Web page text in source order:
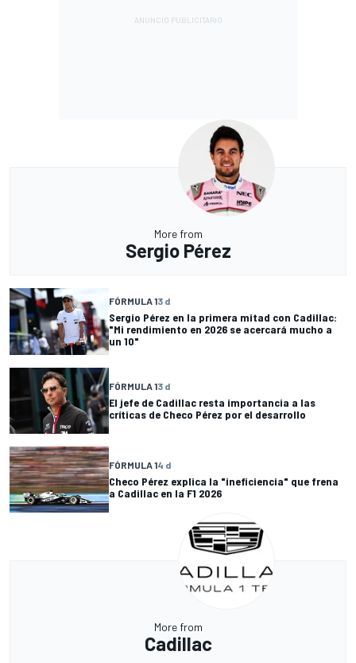
More from
Sergio Pérez
FÓRMULA 13 d
Sergio Pérez en la primera mitad con Cadillac:
"Mi rendimiento en 2026 se acercará mucho a
un 10"
FÓRMULA 13 d
El jefe de Cadillac resta importancia a las
críticas de Checo Pérez por el desarrollo
FÓRMULA 14 d
Checo Pérez explica la "ineficiencia" que frena
a Cadillac en la F1 2026
More from
Cadillac